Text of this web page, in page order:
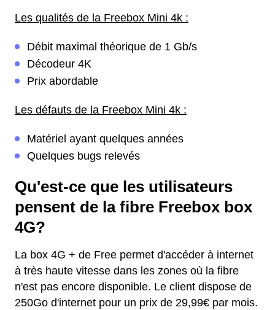
Les qualités de la Freebox Mini 4k :
Débit maximal théorique de 1 Gb/s
Décodeur 4K
Prix abordable
Les défauts de la Freebox Mini 4k :
Matériel ayant quelques années
Quelques bugs relevés
Qu'est-ce que les utilisateurs
pensent de la fibre Freebox box
4G?
La box 4G + de Free permet d'accéder à internet
à très haute vitesse dans les zones où la fibre
n'est pas encore disponible. Le client dispose de
250Go d'internet pour un prix de 29,99€ par mois.